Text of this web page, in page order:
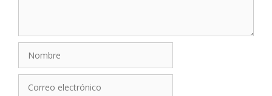
Nombre
Correo
electrónico